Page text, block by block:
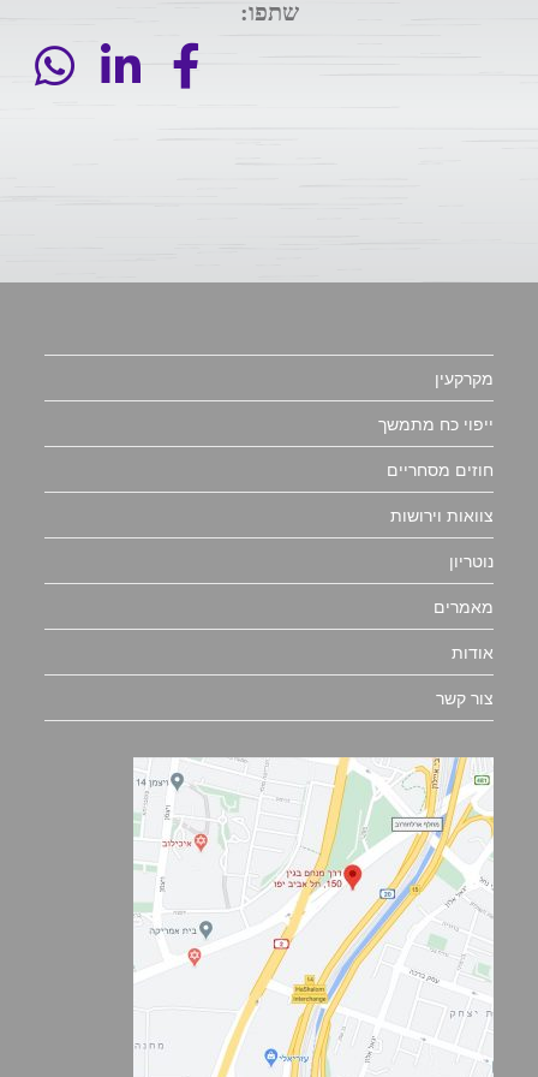
שתפו:
מקרקעין
ייפוי כח מתמשך
חוזים מסחריים
צוואות וירושות
נוטריון
מאמרים
אודות
צור קשר